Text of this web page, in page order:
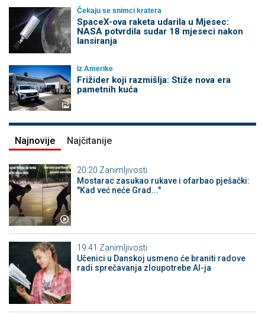
Čekaju se snimci kratera
SpaceX-ova raketa udarila u Mjesec:
NASA potvrdila sudar 18 mjeseci nakon
lansiranja
Iz Amerike
Frižider koji razmišlja: Stiže nova era
pametnih kuća
Najnovije Najčitanije
20:20 Zanimljivosti
Mostarac zasukao rukave i ofarbao pješački:
"Kad već neće Grad..."
19:41 Zanimljivosti
Učenici u Danskoj usmeno će braniti radove
radi sprečavanja zloupotrebe AI-ja